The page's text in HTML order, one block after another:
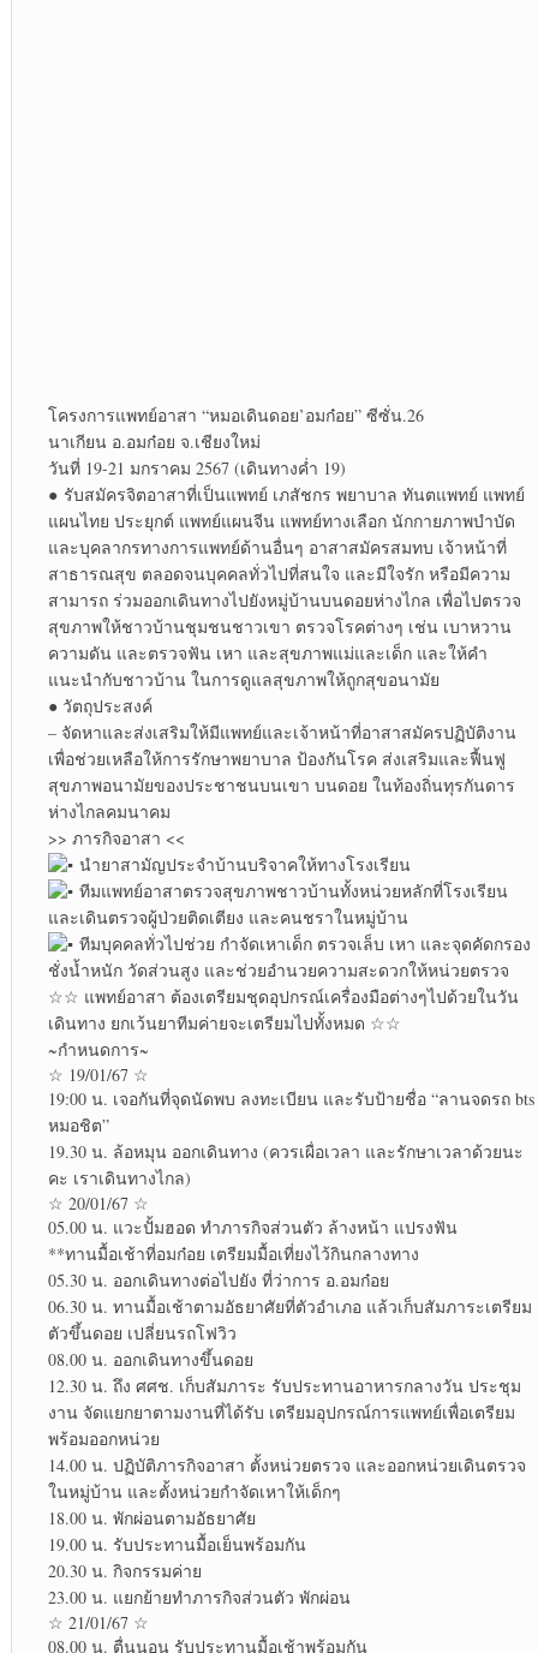
โครงการแพทย์​อาสา​ “หมอเดิน​ดอย’อมก๋อย​” ซีซั่น.26
นาเกียน อ.อมก๋อย จ.เชียงใหม่
วันที่ ​19-21 มกราคม​ 2567 (เดินทางค่ำ 19)
● รับสมัครจิตอาสาที่เป็นแพทย์ เภสัชกร พยาบาล ทันตแพทย์​ แพทย์​
แผน​ไทย​ ประยุกต์​ แพทย์​แผนจีน แพทย์​ทางเลือก นักกายภาพบำบัด​
และบุคลากร​ทางการ​แพทย์​ด้านอื่นๆ อาสาสมัครสมทบ เจ้าหน้าที่
สาธารณสุข ตลอดจนบุคคลทั่วไปที่สนใจ และมีใจรัก หรือมีความ
สามารถ ร่วมออกเดินทางไปยังหมู่บ้านบนดอยห่างไกล เพื่อไปตรวจ
สุขภาพให้ชาวบ้านชุมชนชาวเขา ตรวจโรคต่างๆ เช่น เบาหวาน
ความดัน และตรวจฟัน เหา และสุขภาพแม่และเด็ก และให้คำ
แนะนำกับชาวบ้าน ในการดูแลสุขภาพให้ถูกสุขอนามัย
● วัตถุประสงค์
– จัดหาและส่งเสริมให้มีแพทย์และเจ้าหน้าที่อาสาสมัครปฏิบัติงาน
เพื่อช่วยเหลือให้การรักษาพยาบาล ป้องกันโรค ส่งเสริมและฟื้นฟู
สุขภาพอนามัยของประชาชนบนเขา บนดอย ในท้องถิ่นทุรกันดาร
ห่างไกลคมนาคม
>> ภารกิจอาสา <<
นำยาสามัญ​ประจำบ้าน​บริจาคให้ทางโรงเรียน
ทีมแพทย์​อาสาตรวจสุขภาพชาวบ้าน​ทั้งหน่วยหลักที่โรงเรียน​
และเดินตรวจผู้ป่วย​ติดเตียง และคนชราในหมู่บ้าน​
ทีมบุคคลทั่วไปช่วย กำจัดเหาเด็ก ตรวจเล็บ เหา และจุดคัดกรอง​
ชั่งน้ำหนัก​ วัดส่วนสูง​ และช่วยอำนวยความสะดวก​ให้หน่วยตรวจ
☆☆ แพทย์อาสา ต้องเตรียมชุดอุปกรณ์เครื่องมือต่างๆไปด้วยในวัน
เดินทาง ยกเว้นยาทีมค่ายจะเตรียมไปทั้งหมด​ ☆☆
~กำหนดการ~
☆ 19/01/67 ☆
19:00 น. เจอกันที่จุดนัดพบ ลงทะเบียน และรับป้ายชื่อ “ลานจดรถ bts
หมอ​ชิต”
19.30 น. ล้อหมุน ออกเดินทาง (ควรเผื่อเวลา และรักษาเวลาด้วยนะ
คะ เราเดินทางไกล)
☆ 20/01/67 ☆
05.00 น. แวะปั้มฮอด ทำภารกิจส่วนตัว ล้าง​หน้า แปรงฟัน​
**ทานมื้อเช้าที่อมก๋อย เตรียมมื้อเที่ยงไว้กินกลางทาง
05.30 น. ออกเดินทางต่อไปยัง ที่ว่าการ อ.อมก๋อย
06.30 น. ทานมื้อเช้าตามอัธยาศัย​ที่ตัวอำเภอ แล้วเก็บสัมภาระ​เตรียม
ตัว​ขึ้นดอย เปลี่ยน​รถโฟวิว
08.00 น. ออกเดินทางขึ้นดอย
12.30 น. ถึง ศศช. เก็บสัมภาระ​ รับประทาน​อาหารกลางวัน​ ประชุม
งาน จัดแยกยาตามงานที่ได้รับ เตรียมอุปกรณ์​การแพทย์​เพื่อเตรียม
พร้อมออกหน่วย
14.00 น. ปฏิบัติ​ภารกิจ​อาสา ตั้งหน่วยตรวจ และออกหน่วยเดินตรวจ
ในหมู่บ้าน​ และตั้งหน่วยกำจัดเหาให้เด็กๆ
18.00 น. พักผ่อนตามอัธยาศัย​
19.00 น. รับประทาน​มื้อเย็น​พร้อมกัน
20.30 น. กิจกรรม​ค่าย
23.00 น. แยกย้ายทำภารกิจส่วนตัว พักผ่อน​
☆ 21/01/67 ☆
08.00 น. ตื่นนอน รับประทาน​มื้อเช้าพร้อมกัน